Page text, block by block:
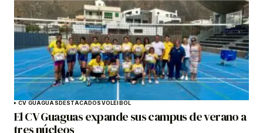
CV GUAGUASDESTACADOSVOLEIBOL
El CV Guaguas expande sus campus de verano a
tres núcleos